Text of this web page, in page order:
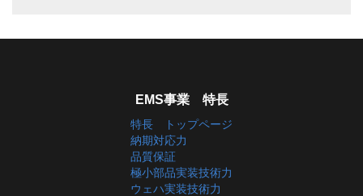
EMS事業 特長
特長 トップページ
納期対応力
品質保証
極小部品実装技術力
ウェハ実装技術力